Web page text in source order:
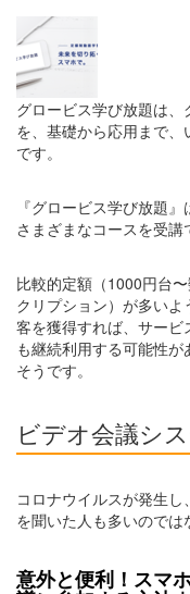
グロービス学び放題は
を、基礎から応用まで
です。
『グロービス学び放題
さまざまなコースを受講
比較的定額（1000円台
クリプション）が多い
客を獲得すれば、サー
も継続利用する可能性
そうです。
ビデオ会議シ
コロナウイルスが発生
を聞いた人も多いのでは
意外と便利！スマ